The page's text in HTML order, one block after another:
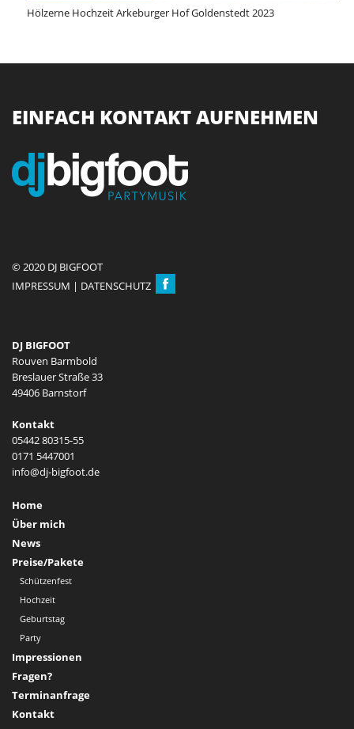
Hölzerne Hochzeit Arkeburger Hof Goldenstedt 2023
EINFACH KONTAKT AUFNEHMEN
© 2020 DJ BIGFOOT
IMPRESSUM | DATENSCHUTZ
DJ BIGFOOT
Rouven Barmbold
Breslauer Straße 33
49406 Barnstorf
Kontakt
05442 80315-55
0171 5447001
Home
Über mich
News
Preise/Pakete
Schützenfest
Hochzeit
Geburtstag
Party
Impressionen
Fragen?
Terminanfrage
Kontakt